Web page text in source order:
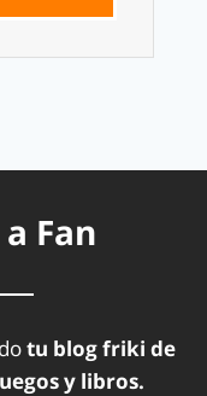
Fan
tu blog friki de
y libros.